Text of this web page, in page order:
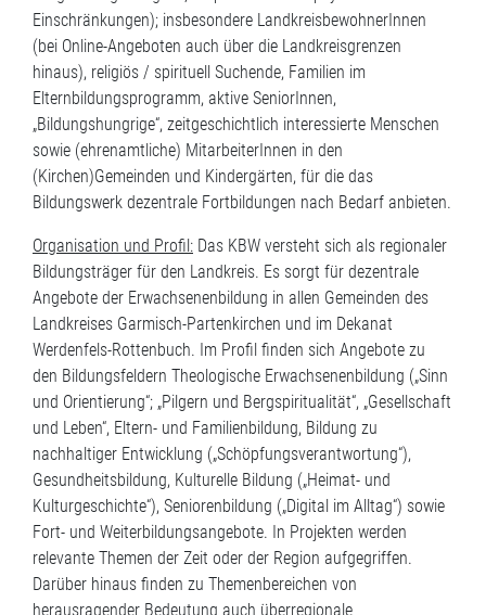
Einschränkungen); insbesondere LandkreisbewohnerInnen
(bei Online-Angeboten auch über die Landkreisgrenzen
hinaus), religiös / spirituell Suchende, Familien im
Elternbildungsprogramm, aktive SeniorInnen,
„Bildungshungrige“, zeitgeschichtlich interessierte Menschen
sowie (ehrenamtliche) MitarbeiterInnen in den
(Kirchen)Gemeinden und Kindergärten, für die das
Bildungswerk dezentrale Fortbildungen nach Bedarf anbieten.
Organisation und Profil: Das KBW versteht sich als regionaler
Bildungsträger für den Landkreis. Es sorgt für dezentrale
Angebote der Erwachsenenbildung in allen Gemeinden des
Landkreises Garmisch-Partenkirchen und im Dekanat
Werdenfels-Rottenbuch. Im Profil finden sich Angebote zu
den Bildungsfeldern Theologische Erwachsenenbildung („Sinn
und Orientierung“; „Pilgern und Bergspiritualität“, „Gesellschaft
und Leben“, Eltern- und Familienbildung, Bildung zu
nachhaltiger Entwicklung („Schöpfungsverantwortung“),
Gesundheitsbildung, Kulturelle Bildung („Heimat- und
Kulturgeschichte“), Seniorenbildung („Digital im Alltag“) sowie
Fort- und Weiterbildungsangebote. In Projekten werden
relevante Themen der Zeit oder der Region aufgegriffen.
Darüber hinaus finden zu Themenbereichen von
herausragender Bedeutung auch überregionale